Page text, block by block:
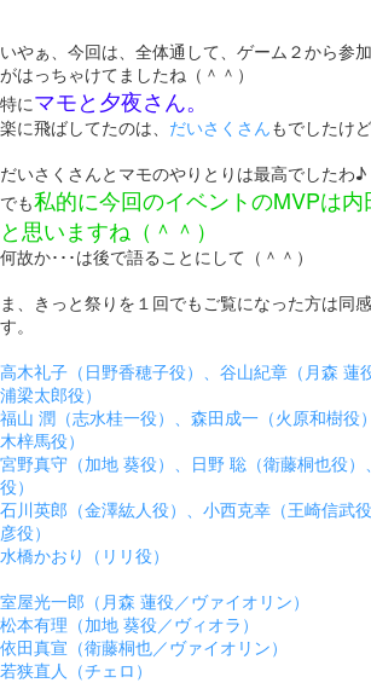
いやぁ、今回は、全体通して、ゲーム２から参
がはっちゃけてましたね（＾＾）
特にマモと夕夜さん。
楽に飛ばしてたのは、 だいさくさんもでしたけ
だいさくさんとマモのやりとりは最高でしたわ♪
でも私的に今回のイベントのMVPは
と思いますね（＾＾）
何故か･･･は後で語ることにして（＾＾）
ま、きっと祭りを１回でもご覧になった方は同
す。
高木礼子（日野香穂子役）、谷山紀章（月森 蓮
浦梁太郎役）
福山 潤（志水桂一役）、森田成一（火原和樹役
木梓馬役）
宮野真守（加地 葵役）、日野 聡（衛藤桐也役
役）
石川英郎（金澤紘人役）、小西克幸（王崎信武
彦役）
水橋かおり（リリ役）
室屋光一郎（月森 蓮役／ヴァイオリン）
松本有理（加地 葵役／ヴィオラ）
依田真宣（衛藤桐也／ヴァイオリン）
若狭直人（チェロ）